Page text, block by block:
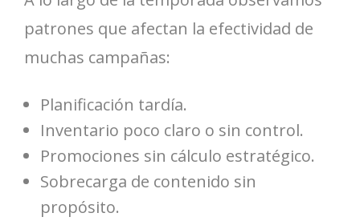
patrones que afectan la efectividad de
muchas campañas:
Planificación tardía.
Inventario poco claro o sin control.
Promociones sin cálculo estratégico.
Sobrecarga de contenido sin
propósito.